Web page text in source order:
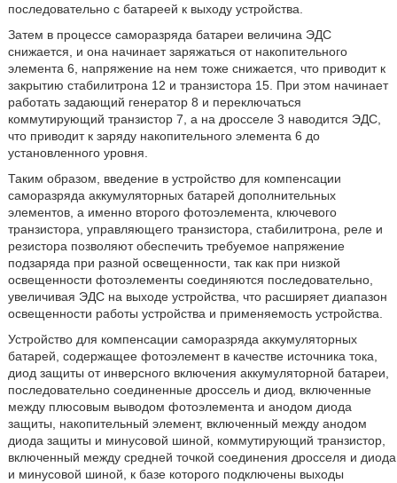
последовательно с батареей к выходу устройства.
Затем в процессе саморазряда батареи величина ЭДС
снижается, и она начинает заряжаться от накопительного
элемента 6, напряжение на нем тоже снижается, что приводит к
закрытию стабилитрона 12 и транзистора 15. При этом начинает
работать задающий генератор 8 и переключаться
коммутирующий транзистор 7, а на дросселе 3 наводится ЭДС,
что приводит к заряду накопительного элемента 6 до
установленного уровня.
Таким образом, введение в устройство для компенсации
саморазряда аккумуляторных батарей дополнительных
элементов, а именно второго фотоэлемента, ключевого
транзистора, управляющего транзистора, стабилитрона, реле и
резистора позволяют обеспечить требуемое напряжение
подзаряда при разной освещенности, так как при низкой
освещенности фотоэлементы соединяются последовательно,
увеличивая ЭДС на выходе устройства, что расширяет диапазон
освещенности работы устройства и применяемость устройства.
Устройство для компенсации саморазряда аккумуляторных
батарей, содержащее фотоэлемент в качестве источника тока,
диод защиты от инверсного включения аккумуляторной батареи,
последовательно соединенные дроссель и диод, включенные
между плюсовым выводом фотоэлемента и анодом диода
защиты, накопительный элемент, включенный между анодом
диода защиты и минусовой шиной, коммутирующий транзистор,
включенный между средней точкой соединения дросселя и диода
и минусовой шиной, к базе которого подключены выходы